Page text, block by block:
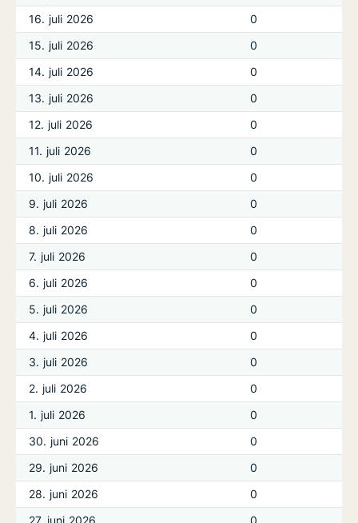
16. juli 2026
0
15. juli 2026
0
14. juli 2026
0
13. juli 2026
0
12. juli 2026
0
11. juli 2026
0
10. juli 2026
0
9. juli 2026
0
8. juli 2026
0
7. juli 2026
0
6. juli 2026
0
5. juli 2026
0
4. juli 2026
0
3. juli 2026
0
2. juli 2026
0
1. juli 2026
0
30. juni 2026
0
29. juni 2026
0
28. juni 2026
0
27. juni 2026
0